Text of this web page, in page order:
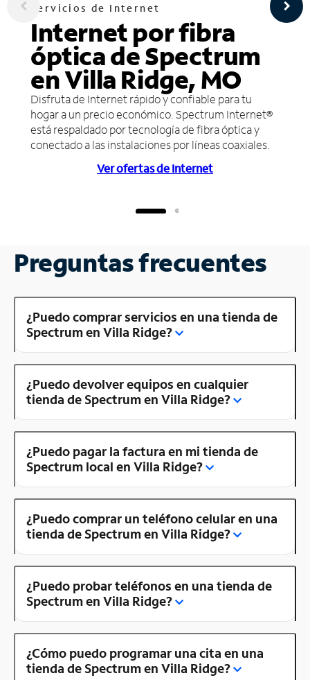
Servicios de Internet
Internet por fibra
óptica de Spectrum
en Villa Ridge, MO
Disfruta de Internet rápido y confiable para tu
hogar a un precio económico. Spectrum Internet®
está respaldado por tecnología de fibra óptica y
conectado a las instalaciones por líneas coaxiales.
Ver ofertas de Internet
Preguntas frecuentes
¿Puedo comprar servicios en una tienda de
Spectrum en Villa Ridge?
¿Puedo devolver equipos en cualquier
tienda de Spectrum en Villa Ridge?
¿Puedo pagar la factura en mi tienda de
Spectrum local en Villa Ridge?
¿Puedo comprar un teléfono celular en una
tienda de Spectrum en Villa Ridge?
¿Puedo probar teléfonos en una tienda de
Spectrum en Villa Ridge?
¿Cómo puedo programar una cita en una
tienda de Spectrum en Villa Ridge?